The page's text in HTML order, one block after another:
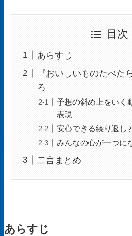
目次
あらすじ
『おいしいものたべた
ろ
予想の斜め上をいく
表現
安心できる繰り返し
みんなの心が一つに
二言まとめ
あらすじ